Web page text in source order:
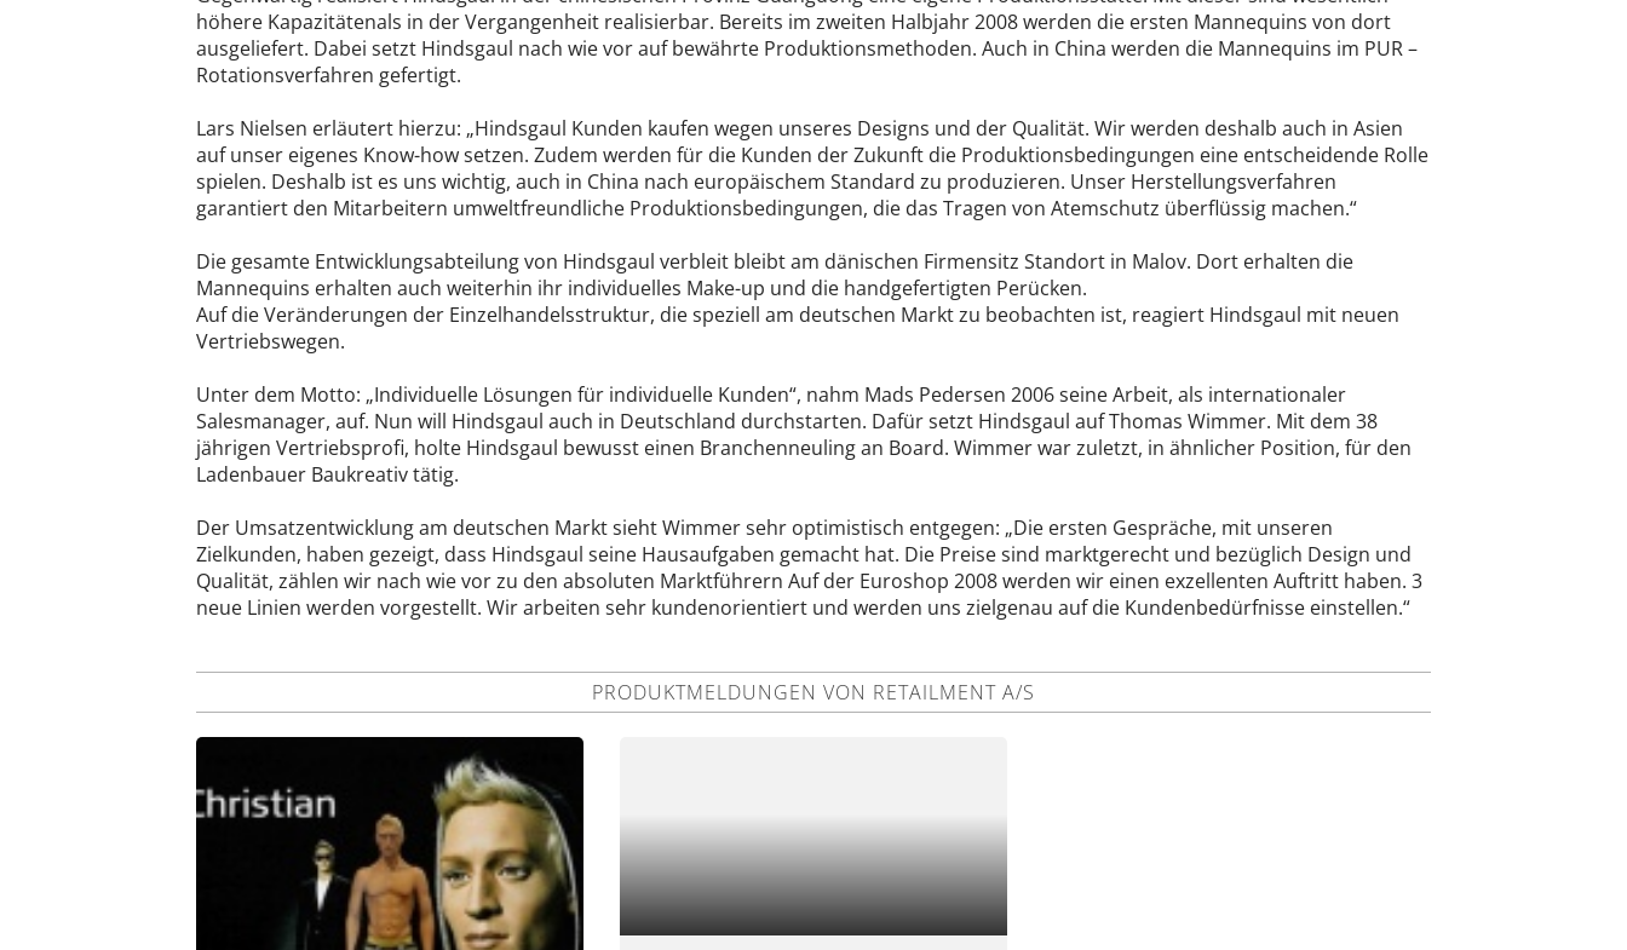
höhere Kapazitätenals in der Vergangenheit realisierbar. Bereits im zweiten Halbjahr 2008 werden die ersten Mannequins von dort
ausgeliefert. Dabei setzt Hindsgaul nach wie vor auf bewährte Produktionsmethoden. Auch in China werden die Mannequins im PUR –
Rotationsverfahren gefertigt.
Lars Nielsen erläutert hierzu: „Hindsgaul Kunden kaufen wegen unseres Designs und der Qualität. Wir werden deshalb auch in Asien
auf unser eigenes Know-how setzen. Zudem werden für die Kunden der Zukunft die Produktionsbedingungen eine entscheidende Rolle
spielen. Deshalb ist es uns wichtig, auch in China nach europäischem Standard zu produzieren. Unser Herstellungsverfahren
garantiert den Mitarbeitern umweltfreundliche Produktionsbedingungen, die das Tragen von Atemschutz überflüssig machen.“
Die gesamte Entwicklungsabteilung von Hindsgaul verbleit bleibt am dänischen Firmensitz Standort in Malov. Dort erhalten die
Mannequins erhalten auch weiterhin ihr individuelles Make-up und die handgefertigten Perücken.
Auf die Veränderungen der Einzelhandelsstruktur, die speziell am deutschen Markt zu beobachten ist, reagiert Hindsgaul mit neuen
Vertriebswegen.
Unter dem Motto: „Individuelle Lösungen für individuelle Kunden“, nahm Mads Pedersen 2006 seine Arbeit, als internationaler
Salesmanager, auf. Nun will Hindsgaul auch in Deutschland durchstarten. Dafür setzt Hindsgaul auf Thomas Wimmer. Mit dem 38
jährigen Vertriebsprofi, holte Hindsgaul bewusst einen Branchenneuling an Board. Wimmer war zuletzt, in ähnlicher Position, für den
Ladenbauer Baukreativ tätig.
Der Umsatzentwicklung am deutschen Markt sieht Wimmer sehr optimistisch entgegen: „Die ersten Gespräche, mit unseren
Zielkunden, haben gezeigt, dass Hindsgaul seine Hausaufgaben gemacht hat. Die Preise sind marktgerecht und bezüglich Design und
Qualität, zählen wir nach wie vor zu den absoluten Marktführern Auf der Euroshop 2008 werden wir einen exzellenten Auftritt haben. 3
neue Linien werden vorgestellt. Wir arbeiten sehr kundenorientiert und werden uns zielgenau auf die Kundenbedürfnisse einstellen.“
PRODUKTMELDUNGEN VON RETAILMENT A/S